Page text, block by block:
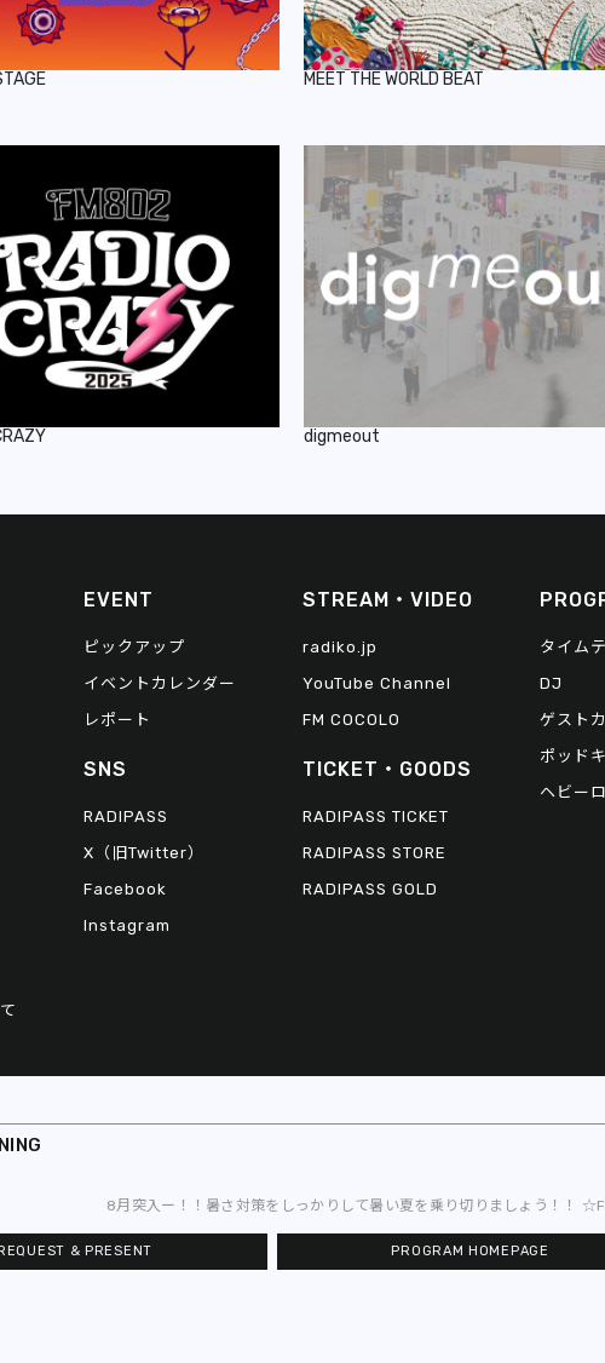
8月突入ー！！暑さ対策をしっかりして暑い夏を乗り切りましょう！！ ☆FM802
& PRESENT PROGRAM HOMEPAGE
MEET THE WORLD BEAT
digmeout
EVENT
ピックアップ
イベントカレンダー
レポート
SNS
RADIPASS
X（旧Twitter）
Facebook
Instagram
STREAM・VIDEO
radiko.jp
YouTube Channel
FM COCOLO
TICKET・GOODS
RADIPASS TICKET
RADIPASS STORE
RADIPASS GOLD
タイム
DJ
ゲスト
ポッド
ヘビー